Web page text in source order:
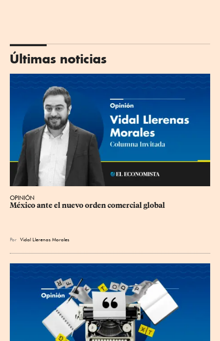
Últimas noticias
OPINIÓN
México ante el nuevo orden comercial global
Por Vidal Llerenas Morales